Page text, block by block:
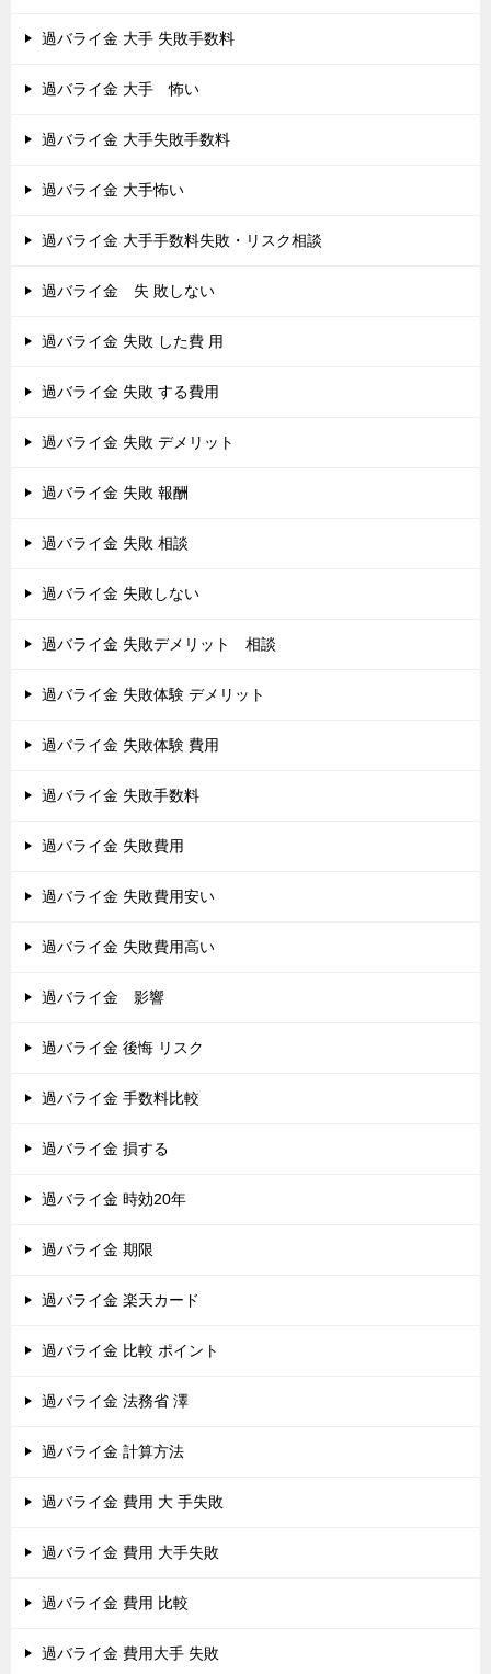
過バライ金 大手 失敗手数料
過バライ金 大手 怖い
過バライ金 大手失敗手数料
過バライ金 大手怖い
過バライ金 大手手数料失敗・リスク相談
過バライ金 失 敗しない
過バライ金 失敗 した費 用
過バライ金 失敗 する費用
過バライ金 失敗 デメリット
過バライ金 失敗 報酬
過バライ金 失敗 相談
過バライ金 失敗しない
過バライ金 失敗デメリット 相談
過バライ金 失敗体験 デメリット
過バライ金 失敗体験 費用
過バライ金 失敗手数料
過バライ金 失敗費用
過バライ金 失敗費用安い
過バライ金 失敗費用高い
過バライ金 影響
過バライ金 後悔 リスク
過バライ金 手数料比較
過バライ金 損する
過バライ金 時効20年
過バライ金 期限
過バライ金 楽天カード
過バライ金 比較 ポイント
過バライ金 法務省 澤
過バライ金 計算方法
過バライ金 費用 大 手失敗
過バライ金 費用 大手失敗
過バライ金 費用 比較
過バライ金 費用大手 失敗